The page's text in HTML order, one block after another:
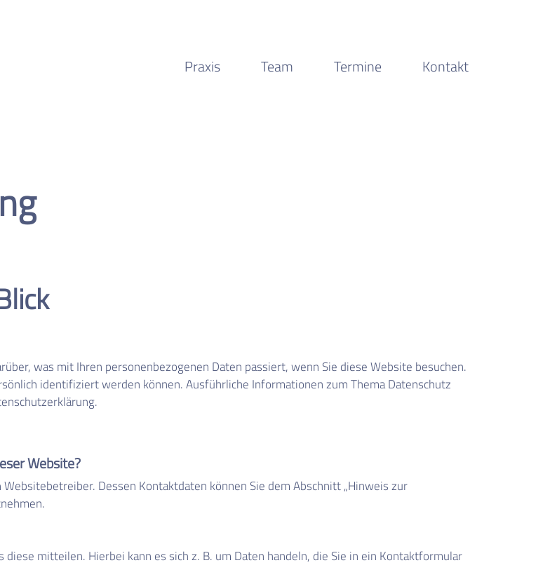
Praxis Team Termine Kontakt
was mit Ihren personenbezogenen Daten passiert, wenn Sie diese Website besuchen.
identifiziert werden können. Ausführliche Informationen zum Thema Datenschutz
Website?
Dessen Kontaktdaten können Sie dem Abschnitt „Hinweis zur
mitteilen. Hierbei kann es sich z. B. um Daten handeln, die Sie in ein Kontaktformular